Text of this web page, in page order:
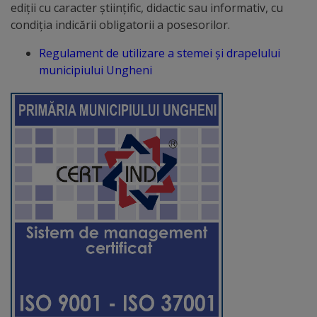
Comisii
specialitate
Regulamentul
Consiliului
Calitate
și
integritate
Plăți
ediţii cu caracter ştiinţific, didactic sau informativ, cu
condiţia indicării obligatorii a posesorilor.
Regulament de utilizare a stemei şi drapelului
municipiului Ungheni